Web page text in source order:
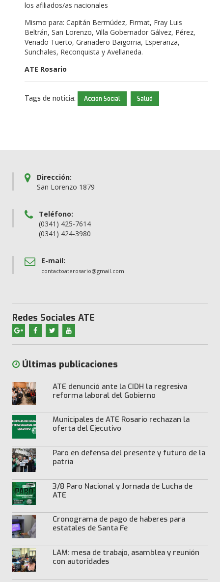
los afiliados/as nacionales
Mismo para: Capitán Bermúdez, Firmat, Fray Luis
Beltrán, San Lorenzo, Villa Gobernador Gálvez, Pérez,
Venado Tuerto, Granadero Baigorria, Esperanza,
Sunchales, Reconquista y Avellaneda.
ATE Rosario
Tags de noticia: Acción Social Salud
Dirección:
San Lorenzo 1879
Teléfono:
(0341) 425-7614
(0341) 424-3980
E-mail:
contactoaterosario@gmail.com
Redes Sociales ATE
Últimas publicaciones
ATE denunció ante la CIDH la regresiva
reforma laboral del Gobierno
Municipales de ATE Rosario rechazan la
oferta del Ejecutivo
Paro en defensa del presente y futuro de la
patria
3/8 Paro Nacional y Jornada de Lucha de
ATE
Cronograma de pago de haberes para
estatales de Santa Fe
LAM: mesa de trabajo, asamblea y reunión
con autoridades